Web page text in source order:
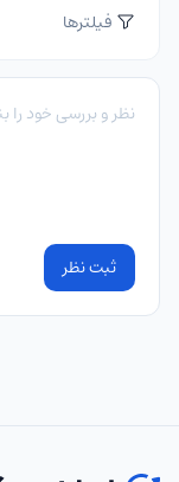
فیلترها
ثبت نظر